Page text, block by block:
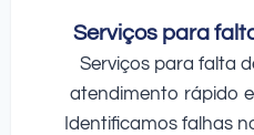
Serviços para
Serviços para falta
atendimento rápido
Identificamos falhas